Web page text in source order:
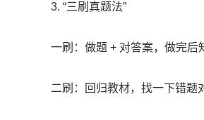
3. “三刷真题法”
一刷：做题 + 对答案，做完后
二刷：回归教材，找一下错题